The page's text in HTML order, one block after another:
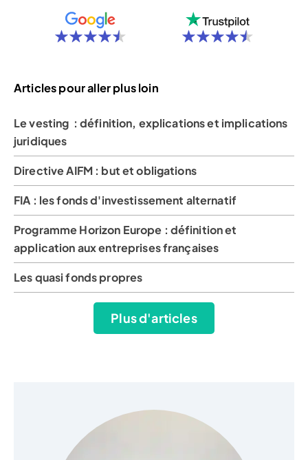
Articles pour aller plus loin
Le vesting : définition, explications et implications
juridiques
Directive AIFM : but et obligations
FIA : les fonds d'investissement alternatif
Programme Horizon Europe : définition et
application aux entreprises françaises
Les quasi fonds propres
Plus d'articles